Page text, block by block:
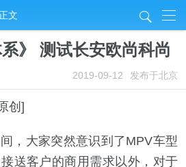
文 j
系》 测试长安欧尚科尚
2019-09-12 发布于北京
创]
大家突然意识到了MPV车型
送客户的商用需求以外，对于